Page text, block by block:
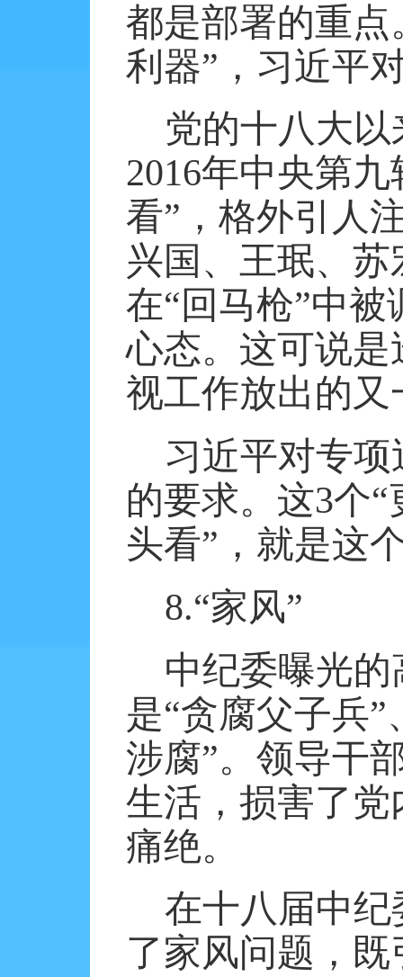
都是部署的重
利器”，习近平
党的十八大
2016年中央第九
看”，格外引人
兴国、王珉、
在“回马枪”中
心态。这可说
视工作放出的又
习近平对专
的要求。这3个“
头看”，就是这
8.“家风”
中纪委曝光
是“贪腐父子兵”
涉腐”。领导干
生活，损害了
痛绝。
在十八届中
了家风问题，